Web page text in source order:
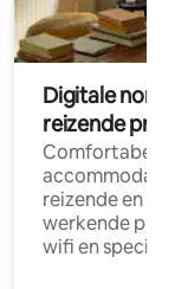
Digitale
reizende
Comfortabele
reizende en
werkende
wifi en